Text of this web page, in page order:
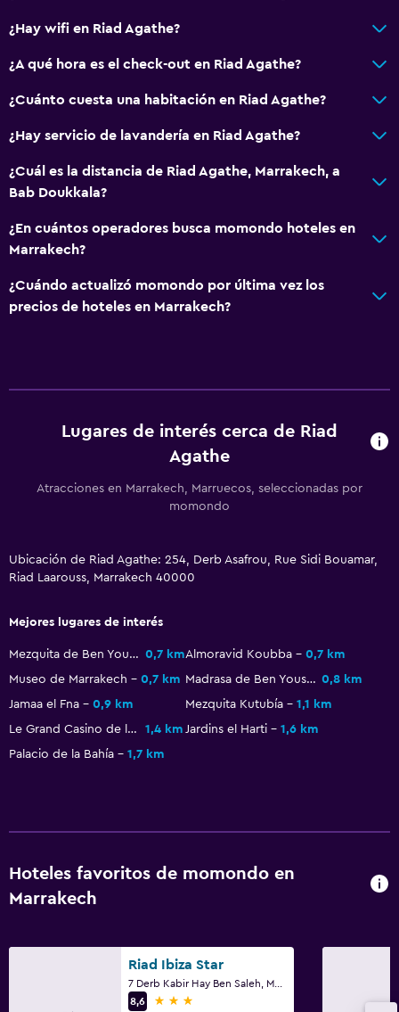
Clases de cocina
Paseos a caballo
Bolera
General
Habitaciones familiares
Vista al patio interior
Vista a la montaña
Vista a la piscina
Habitaciones insonorizadas
Piscina al aire libre
Piscina con vista
Piscina en la terraza
Masajes
Baño
Secador de pelo
Aseo
Papel higiénico
Salud y seguridad
Cámaras CCTV en zonas comunes
¿Hay wifi en Riad Agathe?
¿A qué hora es el check-out en Riad Agathe?
¿Cuánto cuesta una habitación en Riad Agathe?
¿Hay servicio de lavandería en Riad Agathe?
¿Cuál es la distancia de Riad Agathe, Marrakech, a
Bab Doukkala?
¿En cuántos operadores busca momondo hoteles en
Marrakech?
¿Cuándo actualizó momondo por última vez los
precios de hoteles en Marrakech?
Lugares de interés cerca de Riad
Agathe
Atracciones en Marrakech, Marruecos, seleccionadas por
momondo
Ubicación de Riad Agathe: 254, Derb Asafrou, Rue Sidi Bouamar,
Riad Laarouss, Marrakech 40000
Mejores lugares de interés
Mezquita de Ben Youssef 0,7 kmAlmoravid Koubba
0,7 km
Museo de Marrakech
0,7 km Madrasa de Ben Youssef 0,8 km
Jamaa el Fna
0,9 km Mezquita Kutubía
1,1 km
Le Grand Casino de la Mamounia
1,4 km Jardins el Harti
1,6 km
Palacio de la Bahía
1,7 km
Hoteles favoritos de momondo en
Marrakech
Riad Ibiza Star
8,6
3 estrellas